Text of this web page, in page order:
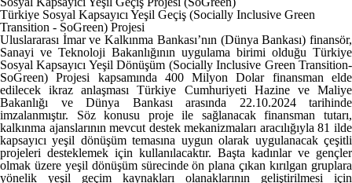
Türkiye Sosyal Kapsayıcı Yeşil Geçiş (Socially Inclusive Green
Transition - SoGreen) Projesi
Uluslararası İmar ve Kalkınma Bankası’nın (Dünya Bankası) finansör,
Sanayi ve Teknoloji Bakanlığının uygulama birimi olduğu Türkiye
Sosyal Kapsayıcı Yeşil Dönüşüm (Socially Inclusive Green Transition-
SoGreen) Projesi kapsamında 400 Milyon Dolar finansman elde
edilecek ikraz anlaşması Türkiye Cumhuriyeti Hazine ve Maliye
Bakanlığı ve Dünya Bankası arasında 22.10.2024 tarihinde
imzalanmıştır. Söz konusu proje ile sağlanacak finansman tutarı,
kalkınma ajanslarının mevcut destek mekanizmaları aracılığıyla 81 ilde
kapsayıcı yeşil dönüşüm temasına uygun olarak uygulanacak çeşitli
projeleri desteklemek için kullanılacaktır. Başta kadınlar ve gençler
olmak üzere yeşil dönüşüm sürecinde ön plana çıkan kırılgan gruplara
yönelik yeşil geçim kaynakları olanaklarının geliştirilmesi için